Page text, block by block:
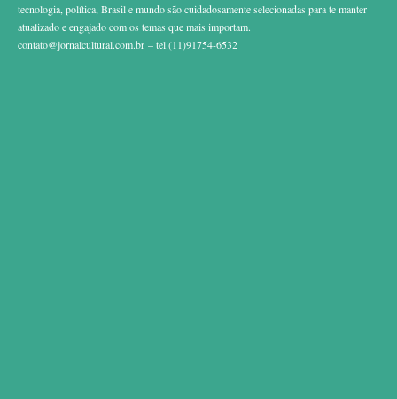
tecnologia, política, Brasil e mundo são cuidadosamente selecionadas para te manter
atualizado e engajado com os temas que mais importam.
contato@jornalcultural.com.br – tel.(11)91754-6532